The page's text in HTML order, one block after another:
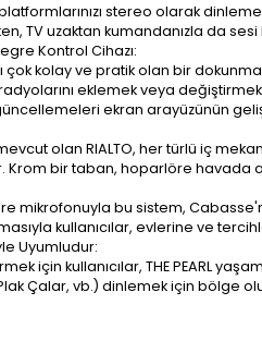
platformlarınızı stereo olarak
TV uzaktan kumandanızla da
Kontrol Cihazı:
çok kolay ve pratik olan bir
eklemek veya
ekran arayüzünün
olan RIALTO, her türlü iç
bir taban, hoparlöre havada
mikrofonuyla bu sistem,
kullanıcılar, evlerine ve
Uyumludur:
için kullanıcılar, THE PEARL
Plak Çalar, vb.) dinlemek için bölge